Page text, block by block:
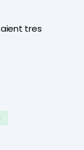
tres